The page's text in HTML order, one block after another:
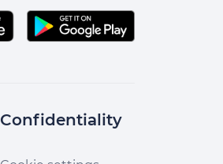
Confidentiality